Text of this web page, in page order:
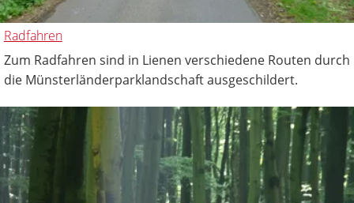
Radfahren
Zum Radfahren sind in Lienen verschiedene Routen durch
die Münsterländerparklandschaft ausgeschildert.